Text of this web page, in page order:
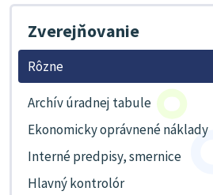
Zverejňovanie
Rôzne
Archív úradnej tabule
Ekonomicky oprávnené náklady
Interné predpisy, smernice
Hlavný kontrolór